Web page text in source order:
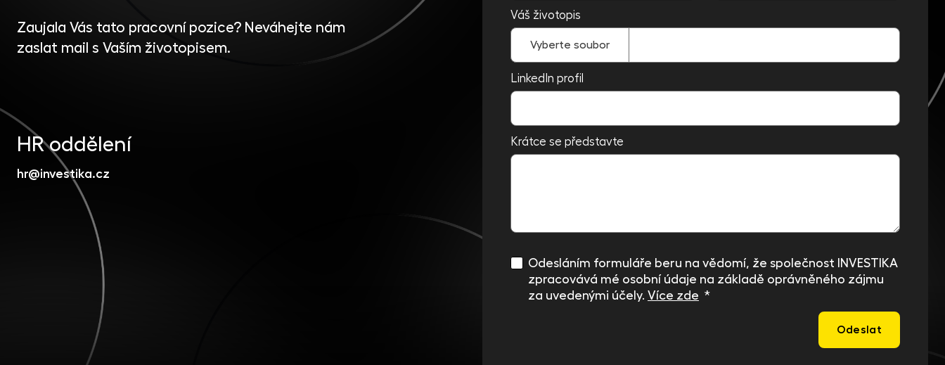
Zaujala Vás tato pracovní pozice? Neváhejte nám
zaslat mail s Vaším životopisem.
HR oddělení
hr@investika.cz
Váš životopis
Vyberte soubor
LinkedIn profil
Krátce se představte
Odesláním formuláře beru na vědomí, že společnost INVESTIKA
zpracovává mé osobní údaje na základě oprávněného zájmu
za uvedenými účely. Více zde *
Odeslat